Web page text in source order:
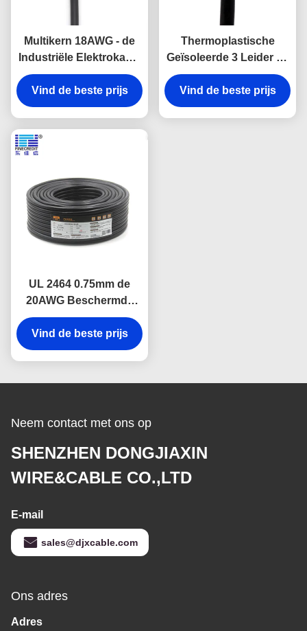
Multikern 18AWG - de
Industriële Elektrokabel
UL 2464 van 26AWG
Flexibel Koper
Vind de beste prijs
Thermoplastische
Geïsoleerde 3 Leider 10
AWG-Kabel, de
Industriële Draad van
SJT/SJTW 500 Voet
Vind de beste prijs
UL 2464 0.75mm de
20AWG Beschermde
Industriële Elektro
Bestand Beschermde
draad van de Kabelolie
Vind de beste prijs
Neem contact met ons op
SHENZHEN DONGJIAXIN
WIRE&CABLE CO.,LTD
E-mail
sales@djxcable.com
Ons adres
Adres